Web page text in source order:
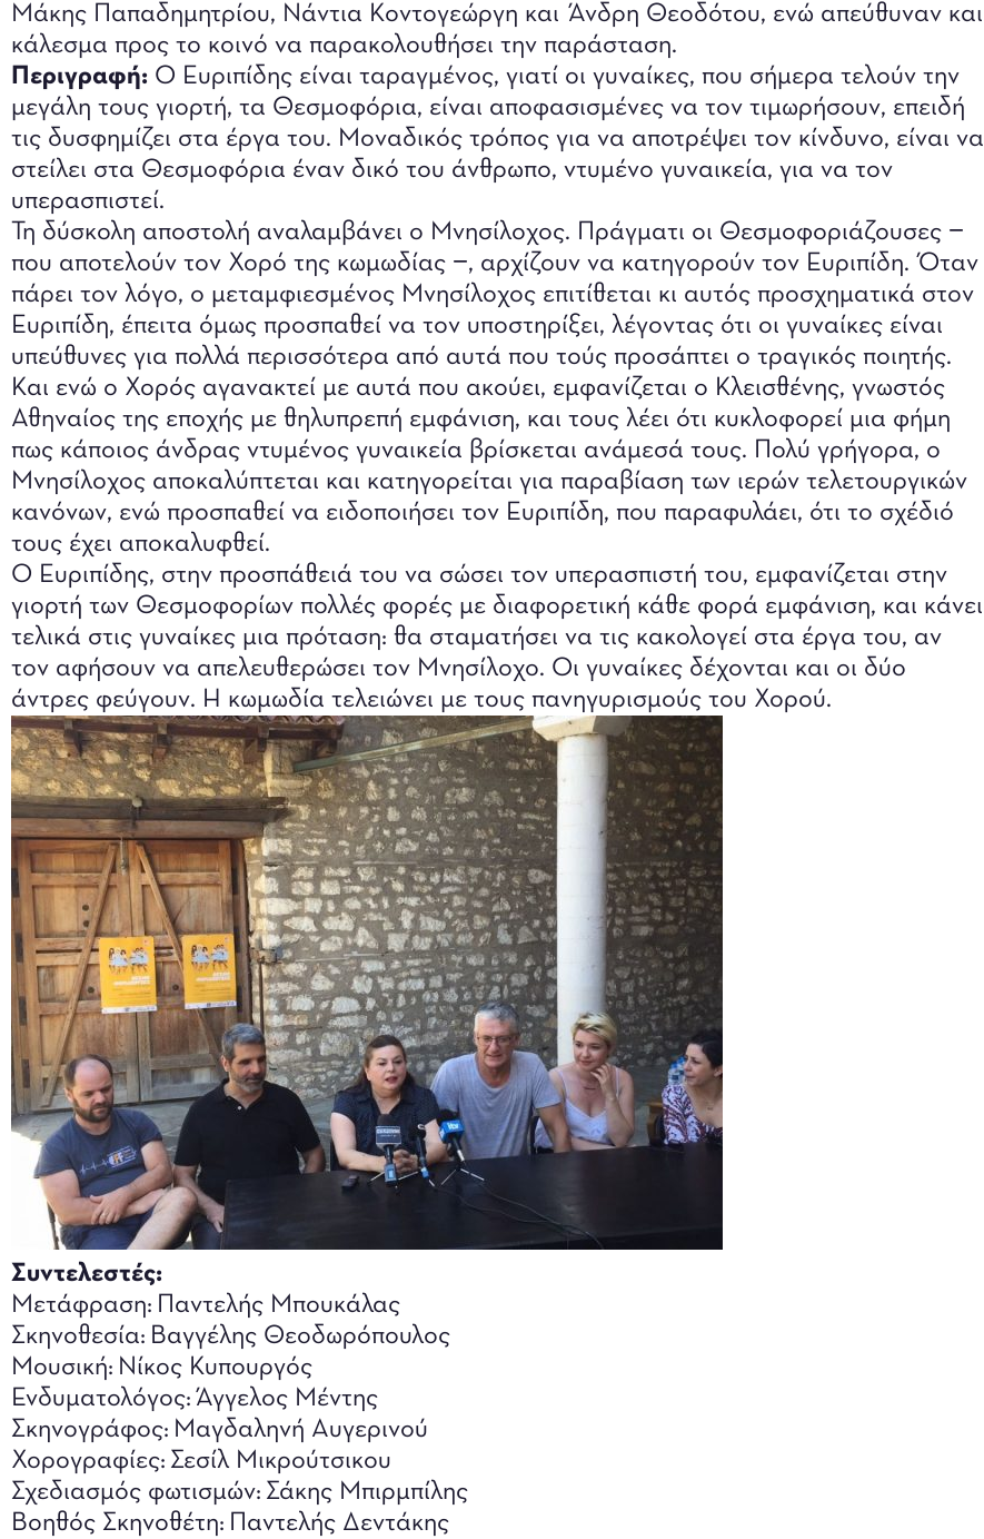
Μάκης Παπαδημητρίου, Νάντια Κοντογεώργη και Άνδρη Θεοδότου, ενώ απεύθυναν και
κάλεσμα προς το κοινό να παρακολουθήσει την παράσταση.
Περιγραφή: Ο Ευριπίδης είναι ταραγμένος, γιατί οι γυναίκες, που σήμερα τελούν την
μεγάλη τους γιορτή, τα Θεσμοφόρια, είναι αποφασισμένες να τον τιμωρήσουν, επειδή
τις δυσφημίζει στα έργα του. Μοναδικός τρόπος για να αποτρέψει τον κίνδυνο, είναι να
στείλει στα Θεσμοφόρια έναν δικό του άνθρωπο, ντυμένο γυναικεία, για να τον
υπερασπιστεί.
Τη δύσκολη αποστολή αναλαμβάνει ο Μνησίλοχος. Πράγματι οι Θεσμοφοριάζουσες −
που αποτελούν τον Χορό της κωμωδίας −, αρχίζουν να κατηγορούν τον Ευριπίδη. Όταν
πάρει τον λόγο, ο μεταμφιεσμένος Μνησίλοχος επιτίθεται κι αυτός προσχηματικά στον
Ευριπίδη, έπειτα όμως προσπαθεί να τον υποστηρίξει, λέγοντας ότι οι γυναίκες είναι
υπεύθυνες για πολλά περισσότερα από αυτά που τούς προσάπτει ο τραγικός ποιητής.
Και ενώ ο Χορός αγανακτεί με αυτά που ακούει, εμφανίζεται ο Κλεισθένης, γνωστός
Αθηναίος της εποχής με θηλυπρεπή εμφάνιση, και τους λέει ότι κυκλοφορεί μια φήμη
πως κάποιος άνδρας ντυμένος γυναικεία βρίσκεται ανάμεσά τους. Πολύ γρήγορα, ο
Μνησίλοχος αποκαλύπτεται και κατηγορείται για παραβίαση των ιερών τελετουργικών
κανόνων, ενώ προσπαθεί να ειδοποιήσει τον Ευριπίδη, που παραφυλάει, ότι το σχέδιό
τους έχει αποκαλυφθεί.
Ο Ευριπίδης, στην προσπάθειά του να σώσει τον υπερασπιστή του, εμφανίζεται στην
γιορτή των Θεσμοφορίων πολλές φορές με διαφορετική κάθε φορά εμφάνιση, και κάνει
τελικά στις γυναίκες μια πρόταση: θα σταματήσει να τις κακολογεί στα έργα του, αν
τον αφήσουν να απελευθερώσει τον Μνησίλοχο. Οι γυναίκες δέχονται και οι δύο
άντρες φεύγουν. Η κωμωδία τελειώνει με τους πανηγυρισμούς του Χορού.
Συντελεστές:
Μετάφραση: Παντελής Μπουκάλας
Σκηνοθεσία: Βαγγέλης Θεοδωρόπουλος
Μουσική: Νίκος Κυπουργός
Ενδυματολόγος: Άγγελος Μέντης
Σκηνογράφος: Μαγδαληνή Αυγερινού
Χορογραφίες: Σεσίλ Μικρούτσικου
Σχεδιασμός φωτισμών: Σάκης Μπιρμπίλης
Βοηθός Σκηνοθέτη: Παντελής Δεντάκης